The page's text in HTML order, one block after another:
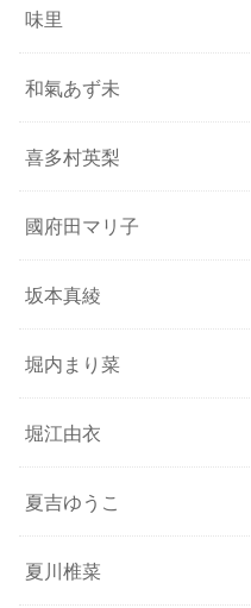
味里
和氣あず未
喜多村英梨
國府田マリ子
坂本真綾
堀内まり菜
堀江由衣
夏吉ゆうこ
夏川椎菜